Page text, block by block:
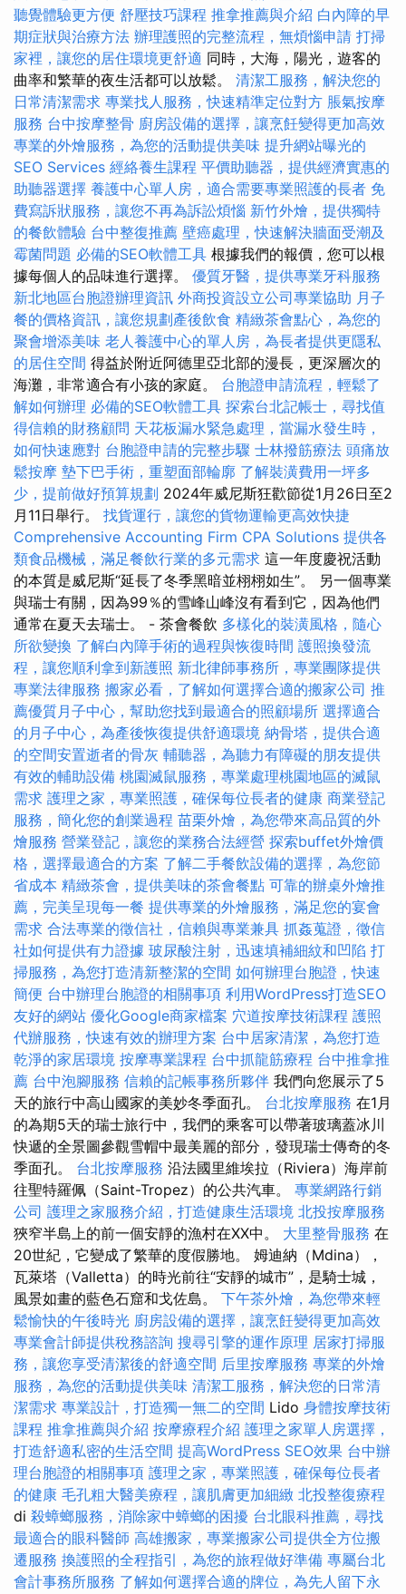
聽覺體驗更方便 舒壓技巧課程 推拿推薦與介紹 白內障的早
期症狀與治療方法 辦理護照的完整流程，無煩惱申請 打掃
家裡，讓您的居住環境更舒適 同時，大海，陽光，遊客的
曲率和繁華的夜生活都可以放鬆。 清潔工服務，解決您的
日常清潔需求 專業找人服務，快速精準定位對方 脹氣按摩
服務 台中按摩整骨 廚房設備的選擇，讓烹飪變得更加高效
專業的外燴服務，為您的活動提供美味 提升網站曝光的
SEO Services 經絡養生課程 平價助聽器，提供經濟實惠的
助聽器選擇 養護中心單人房，適合需要專業照護的長者 免
費寫訴狀服務，讓您不再為訴訟煩惱 新竹外燴，提供獨特
的餐飲體驗 台中整復推薦 壁癌處理，快速解決牆面受潮及
霉菌問題 必備的SEO軟體工具 根據我們的報價，您可以根
據每個人的品味進行選擇。 優質牙醫，提供專業牙科服務
新北地區台胞證辦理資訊 外商投資設立公司專業協助 月子
餐的價格資訊，讓您規劃產後飲食 精緻茶會點心，為您的
聚會增添美味 老人養護中心的單人房，為長者提供更隱私
的居住空間 得益於附近阿德里亞北部的漫長，更深層次的
海灘，非常適合有小孩的家庭。 台胞證申請流程，輕鬆了
解如何辦理 必備的SEO軟體工具 探索台北記帳士，尋找值
得信賴的財務顧問 天花板漏水緊急處理，當漏水發生時，
如何快速應對 台胞證申請的完整步驟 士林撥筋療法 頭痛放
鬆按摩 墊下巴手術，重塑面部輪廓 了解裝潢費用一坪多
少，提前做好預算規劃 2024年威尼斯狂歡節從1月26日至2
月11日舉行。 找貨運行，讓您的貨物運輸更高效快捷
Comprehensive Accounting Firm CPA Solutions 提供各
類食品機械，滿足餐飲行業的多元需求 這一年度慶祝活動
的本質是威尼斯“延長了冬季黑暗並栩栩如生”。 另一個專業
與瑞士有關，因為99％的雪峰山峰沒有看到它，因為他們
通常在夏天去瑞士。 - 茶會餐飲 多樣化的裝潢風格，隨心
所欲變換 了解白內障手術的過程與恢復時間 護照換發流
程，讓您順利拿到新護照 新北律師事務所，專業團隊提供
專業法律服務 搬家必看，了解如何選擇合適的搬家公司 推
薦優質月子中心，幫助您找到最適合的照顧場所 選擇適合
的月子中心，為產後恢復提供舒適環境 納骨塔，提供合適
的空間安置逝者的骨灰 輔聽器，為聽力有障礙的朋友提供
有效的輔助設備 桃園滅鼠服務，專業處理桃園地區的滅鼠
需求 護理之家，專業照護，確保每位長者的健康 商業登記
服務，簡化您的創業過程 苗栗外燴，為您帶來高品質的外
燴服務 營業登記，讓您的業務合法經營 探索buffet外燴價
格，選擇最適合的方案 了解二手餐飲設備的選擇，為您節
省成本 精緻茶會，提供美味的茶會餐點 可靠的辦桌外燴推
薦，完美呈現每一餐 提供專業的外燴服務，滿足您的宴會
需求 合法專業的徵信社，信賴與專業兼具 抓姦蒐證，徵信
社如何提供有力證據 玻尿酸注射，迅速填補細紋和凹陷 打
掃服務，為您打造清新整潔的空間 如何辦理台胞證，快速
簡便 台中辦理台胞證的相關事項 利用WordPress打造SEO
友好的網站 優化Google商家檔案 穴道按摩技術課程 護照
代辦服務，快速有效的辦理方案 台中居家清潔，為您打造
乾淨的家居環境 按摩專業課程 台中抓龍筋療程 台中推拿推
薦 台中泡腳服務 信賴的記帳事務所夥伴 我們向您展示了5
天的旅行中高山國家的美妙冬季面孔。 台北按摩服務 在1月
的為期5天的瑞士旅行中，我們的乘客可以帶著玻璃蓋冰川
快遞的全景圖參觀雪帽中最美麗的部分，發現瑞士傳奇的冬
季面孔。 台北按摩服務 沿法國里維埃拉（Riviera）海岸前
往聖特羅佩（Saint-Tropez）的公共汽車。 專業網路行銷
公司 護理之家服務介紹，打造健康生活環境 北投按摩服務
狹窄半島上的前一個安靜的漁村在XX中。 大里整骨服務 在
20世紀，它變成了繁華的度假勝地。 姆迪納（Mdina），
瓦萊塔（Valletta）的時光前往“安靜的城市”，是騎士城，
風景如畫的藍色石窟和戈佐島。 下午茶外燴，為您帶來輕
鬆愉快的午後時光 廚房設備的選擇，讓烹飪變得更加高效
專業會計師提供稅務諮詢 搜尋引擎的運作原理 居家打掃服
務，讓您享受清潔後的舒適空間 后里按摩服務 專業的外燴
服務，為您的活動提供美味 清潔工服務，解決您的日常清
潔需求 專業設計，打造獨一無二的空間 Lido 身體按摩技術
課程 推拿推薦與介紹 按摩療程介紹 護理之家單人房選擇，
打造舒適私密的生活空間 提高WordPress SEO效果 台中辦
理台胞證的相關事項 護理之家，專業照護，確保每位長者
的健康 毛孔粗大醫美療程，讓肌膚更加細緻 北投整復療程
di 殺蟑螂服務，消除家中蟑螂的困擾 台北眼科推薦，尋找
最適合的眼科醫師 高雄搬家，專業搬家公司提供全方位搬
遷服務 換護照的全程指引，為您的旅程做好準備 專屬台北
會計事務所服務 了解如何選擇合適的牌位，為先人留下永